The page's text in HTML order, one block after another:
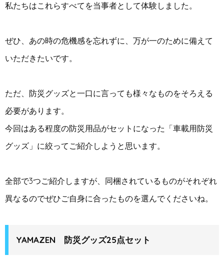
私たちはこれらすべてを当事者として体験しました。
ぜひ、あの時の危機感を忘れずに、万が一のために備えて
いただきたいです。
ただ、防災グッズと一口に言っても様々なものをそろえる
必要があります。
今回はある程度の防災用品がセットになった「車載用防災
グッズ」に絞ってご紹介しようと思います。
全部で3つご紹介しますが、同梱されているものがそれぞれ
異なるのでぜひご自身に合ったものを選んでくださいね。
YAMAZEN 防災グッズ25点セット